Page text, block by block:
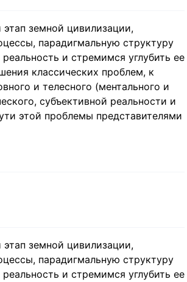
земной цивилизации,
парадигмальную структуру
и стремимся углубить ее
классических проблем, к
и телесного (ментального и
субъективной реальности и
этой проблемы представителями
земной цивилизации,
парадигмальную структуру
и стремимся углубить ее